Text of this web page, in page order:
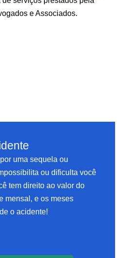
e Associados.
uma sequela ou
ou dificulta você
tem direito ao valor do
mensal, e os meses
o acidente!